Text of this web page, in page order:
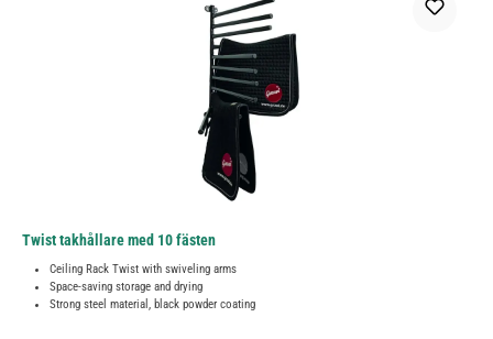
Twist takhållare med 10 fästen
Ceiling Rack Twist with swiveling arms
Space-saving storage and drying
Strong steel material, black powder coating